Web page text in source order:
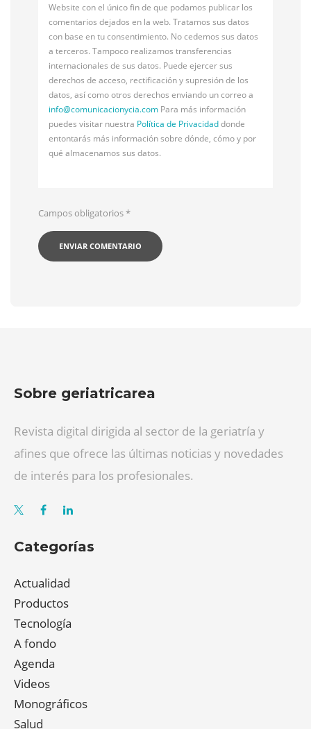
Website con el único fin de que podamos publicar los
comentarios dejados en la web. Tratamos sus datos
con base en tu consentimiento. No cedemos sus datos
a terceros. Tampoco realizamos transferencias
internacionales de sus datos. Puede ejercer sus
derechos de acceso, rectificación y supresión de los
datos, así como otros derechos enviando un correo a
info@comunicacionycia.com Para más información
puedes visitar nuestra Política de Privacidaddonde
entontarás más información sobre dónde, cómo y por
qué almacenamos sus datos.
Campos obligatorios*
Sobre geriatricarea
Revista digital dirigida al sector de la geriatría y
afines que ofrece las últimas noticias y novedades
de interés para los profesionales.
Categorías
Actualidad
Productos
Tecnología
A fondo
Agenda
Videos
Monográficos
Salud